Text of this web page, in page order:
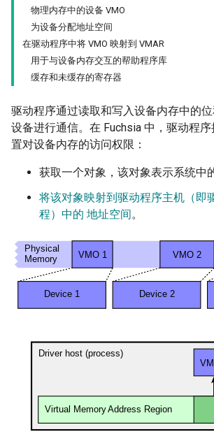
物理内存中的设备 VMO
为设备分配地址空间
在驱动程序中将 VMO 映射到 VMAR
用于与设备内存交互的帮助程序库
缓存和未缓存的寄存器
驱动程序通过读取和写入设备内存中的
设备进行通信。在 Fuchsia 中，驱动程
置对设备内存的访问权限：
获取一个对象，该对象表示系统中
将该对象映射到驱动程序主机（即
程）中的 地址空间。